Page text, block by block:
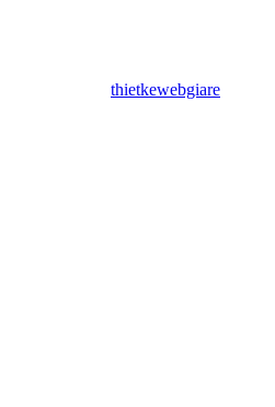
thietkewebgiare